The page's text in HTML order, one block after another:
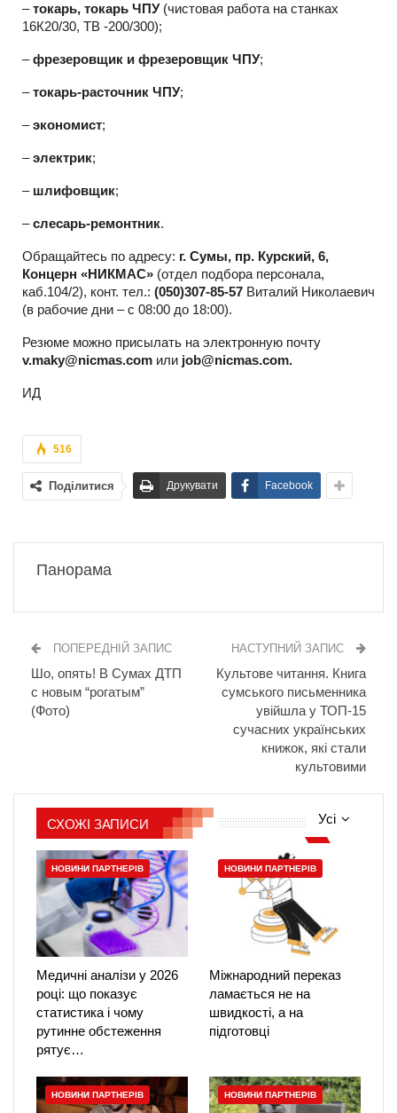
–токарь, токарь ЧПУ(чистовая работа на станках
16К20/30, ТВ -200/300);
–фрезеровщик и фрезеровщик ЧПУ;
–токарь-расточник ЧПУ;
–экономист;
–электрик;
– шлифовщик;
–слесарь-ремонтник.
Обращайтесь по адресу: г. Сумы, пр. Курский, 6,
Концерн «НИКМАС» (отдел подбора персонала,
каб.104/2), конт. тел.: (050)307-85-57 Виталий Николаевич
(в рабочие дни – с 08:00 до 18:00).
Резюме можно присылать на электронную почту
v.maky@nicmas.com или job@nicmas.com.
ИД
516
Поділитися Друкувати Facebook
Панорама
ПОПЕРЕДНІЙ ЗАПИС
Шо, опять! В Сумах ДТП
с новым “рогатым”
(Фото)
НАСТУПНИЙ ЗАПИС
Культове читання. Книга
сумського письменника
увійшла у ТОП-15
сучасних українських
книжок, які стали
культовими
Усі
СХОЖІ ЗАПИСИ
НОВИНИ ПАРТНЕРІВ
Медичні аналізи у 2026
році: що показує
статистика і чому
рутинне обстеження
рятує…
НОВИНИ ПАРТНЕРІВ
Міжнародний переказ
ламається не на
швидкості, а на
підготовці
НОВИНИ ПАРТНЕРІВ НОВИНИ ПАРТНЕРІВ